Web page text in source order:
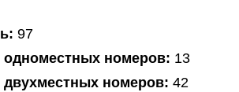
97
одноместных номеров: 13
двухместных номеров: 42